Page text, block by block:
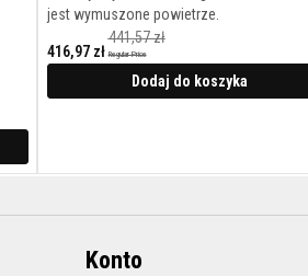
jest wymuszone powietrze.
Cena
416,97 zł Regular Price
441,57 zł
Dodaj do koszyka
Konto